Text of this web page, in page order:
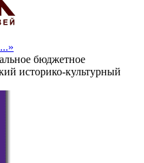
бюджетное
историко-культурный